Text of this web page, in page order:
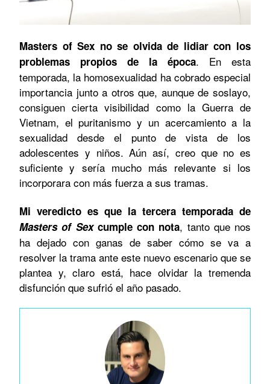
Masters of Sex no se olvida de lidiar con los
problemas propios de la época. En esta
temporada, la homosexualidad ha cobrado especial
importancia junto a otros que, aunque de soslayo,
consiguen cierta visibilidad como la Guerra de
Vietnam, el puritanismo y un acercamiento a la
sexualidad desde el punto de vista de los
adolescentes y niños. Aún así, creo que no es
suficiente y sería mucho más relevante si los
incorporara con más fuerza a sus tramas.
Mi veredicto es que la tercera temporada de
Masters of Sexcumple con nota, tanto que nos
ha dejado con ganas de saber cómo se va a
resolver la trama ante este nuevo escenario que se
plantea y, claro está, hace olvidar la tremenda
disfunción que sufrió el año pasado.